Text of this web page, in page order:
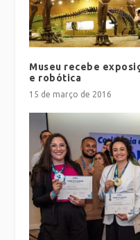
Museu recebe
e robótica
15 de março de 2016